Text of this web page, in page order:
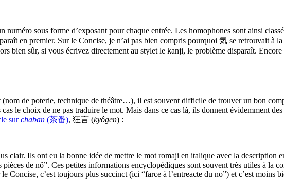
sous forme d’exposant pour chaque entrée. Les homophones sont ainsi
en premier. Sur le Concise, je n’ai pas bien compris pourquoi 気 se retrouvait à
bien sûr, si vous écrivez directement au stylet le kanji, le problème disparaît.
de poterie, technique de théâtre…), il est souvent difficile de trouver un bon
le choix de ne pas traduire le mot. Mais dans ce cas là, ils donnent évidemment
surchaban (茶番), 狂言 (kyôgen) :
clair. Ils ont eu la bonne idée de mettre le mot romaji en italique avec la description
de nô”. Ces petites informations encyclopédiques sont souvent très utiles à la
Concise, c’est toujours plus succinct (ici “farce à l’entreacte du no”) et c’est moins